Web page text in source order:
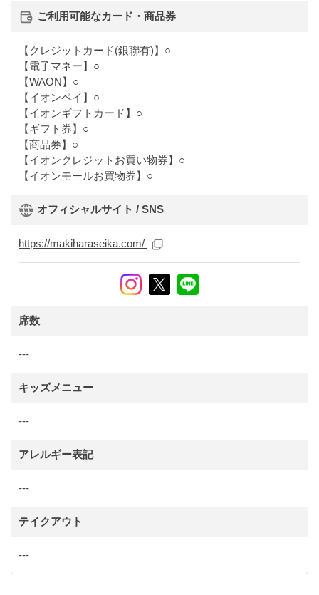
ご利用可能なカード・商品券
【クレジットカード(銀聯有)】○
【電子マネー】○
【WAON】○
【イオンペイ】○
【イオンギフトカード】○
【ギフト券】○
【商品券】○
【イオンクレジットお買い物券】○
【イオンモールお買物券】○
オフィシャルサイト / SNS
https://makiharaseika.com/
席数
---
キッズメニュー
---
アレルギー表記
---
テイクアウト
---